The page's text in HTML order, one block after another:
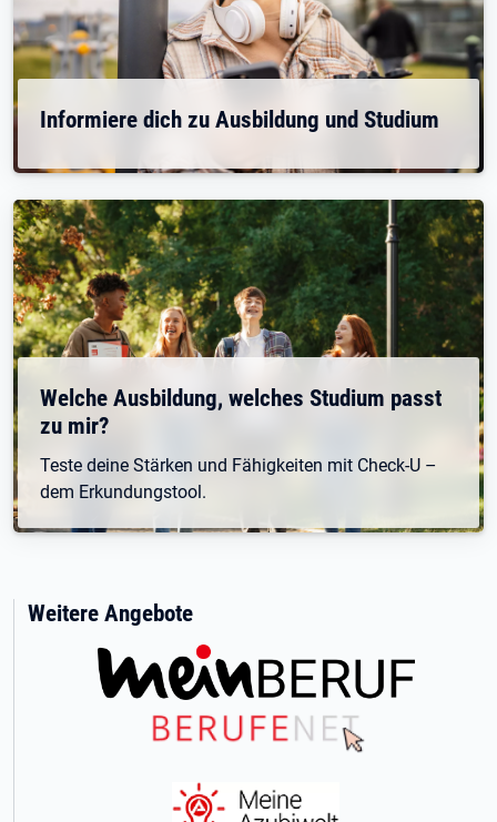
Informiere dich zu Ausbildung und Studium
Welche Ausbildung, welches Studium passt
zu mir?
Teste deine Stärken und Fähigkeiten mit Check-U –
dem Erkundungstool.
Weitere Angebote